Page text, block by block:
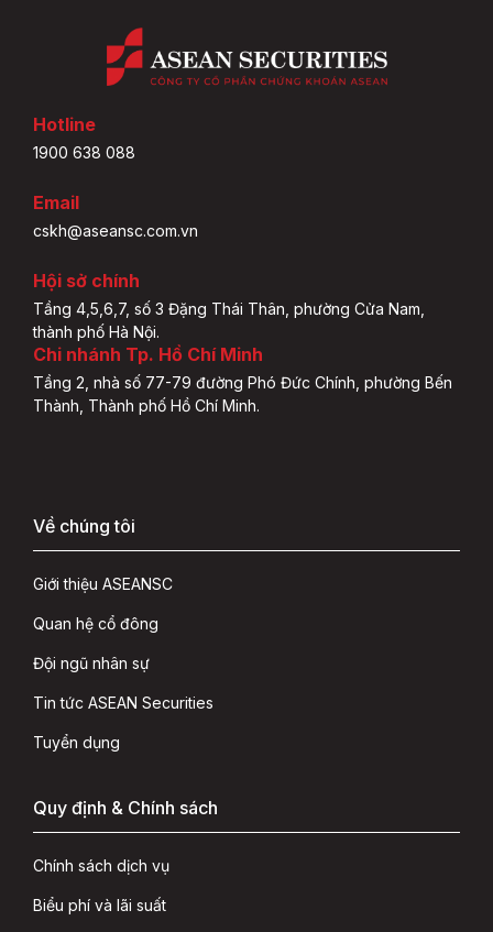
Hotline
1900 638 088
Email
cskh@aseansc.com.vn
Hội sở chính
Tầng 4,5,6,7, số 3 Đặng Thái Thân, phường Cửa Nam,
thành phố Hà Nội.
Chi nhánh Tp. Hồ Chí Minh
Tầng 2, nhà số 77-79 đường Phó Đức Chính, phường Bến
Thành, Thành phố Hồ Chí Minh.
Về chúng tôi
Giới thiệu ASEANSC
Quan hệ cổ đông
Đội ngũ nhân sự
Tin tức ASEAN Securities
Tuyển dụng
Quy định & Chính sách
Chính sách dịch vụ
Biểu phí và lãi suất